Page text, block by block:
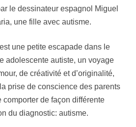
le dessinateur espagnol Miguel
une fille avec autisme.
une petite escapade dans le
adolescente autiste, un voyage
de créativité et d’originalité,
prise de conscience des parents
de façon différente
du diagnostic: autisme.